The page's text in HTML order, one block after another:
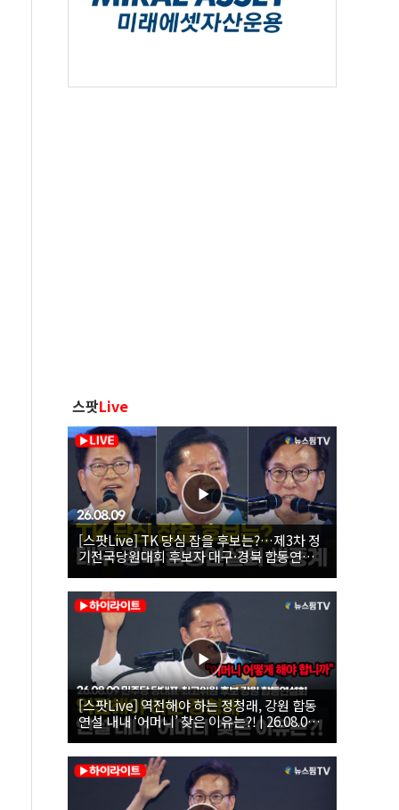
스팟Live
[스팟Live] TK 당심 잡을 후보는?…제3차 정
기전국당원대회 후보자 대구·경북 합동연설
회 생중계 | 26.08.09
[스팟Live] 역전해야 하는 정청래, 강원 합동
연설 내내 ‘어머니’ 찾은 이유는?! | 26.08.09
더불어민주당 당대표·최고위원 후보 강원 합
동연설회